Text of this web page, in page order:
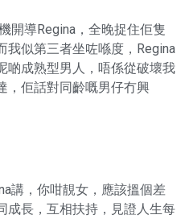
開導Regina，全晚捉住佢隻
我似第三者坐咗喺度，Regina
啲成熟型男人，唔係從破壞我
，佢話對同齡嘅男仔冇興
講，你咁靚女，應該搵個差
成長，互相扶持，見證人生每